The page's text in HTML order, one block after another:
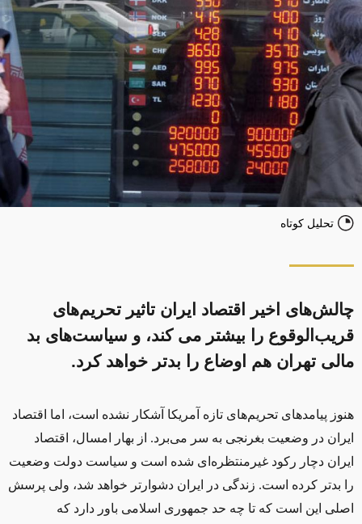
تحلیل کوتاه
چالش‌های اخير اقتصاد ایران تاثیر تحريم‌های
قريب‌الوقوع را بیشتر می کند، و سياست‌های بد
مالی تهران هم اوضاع را بدتر خواهد کرد.
هنوز پيامدهای تحریم‌های تازه آمريکا آشکار نشده است، اما اقتصاد
ايران در وضعيت بغرنجی به سر می‌برد. از بهار امسال، اقتصاد
ايران دچار رکود غيرمنتظره‌ای شده است و سياست دولت وضعیت
را بدتر کرده است. زندگی در ايران دشوارتر خواهد شد، ولی پرسش
اصلی اين است که تا چه حد جمهوری اسلامی باور دارد که